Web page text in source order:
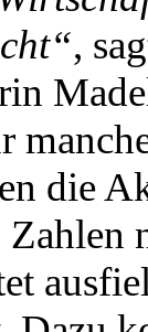
,
die
Zahlen